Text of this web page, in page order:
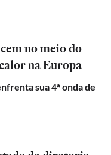
no meio do
na Europa
sua 4ª onda de